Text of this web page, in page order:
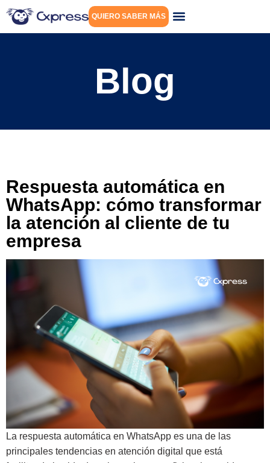
QUIERO SABER MÁS
Blog
Respuesta automática en
WhatsApp: cómo transformar
la atención al cliente de tu
empresa
La respuesta automática en WhatsApp es una de las
principales tendencias en atención digital que está